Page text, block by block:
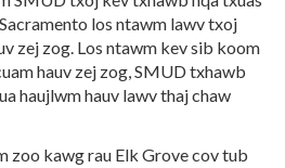
los ntawm lawv txoj
zej zog. Los ntawm kev sib koom
hauv zej zog, SMUD txhawb
haujlwm hauv lawv thaj chaw
zoo kawg rau Elk Grove cov tub